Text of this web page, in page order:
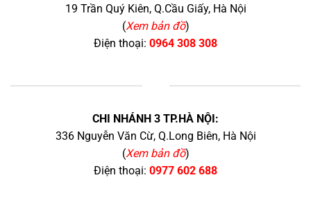
19 Trần Quý Kiên, Q.Cầu Giấy, Hà Nội
(Xem bản đồ)
Điện thoại: 0964 308 308
CHI NHÁNH 3 TP.HÀ NỘI:
336 Nguyễn Văn Cừ, Q.Long Biên, Hà Nội
(Xem bản đồ)
Điện thoại: 0977 602 688